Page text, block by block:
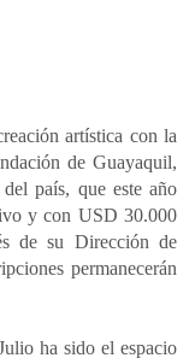
artística con la
de Guayaquil,
país, que este año
y con USD 30.000
de su Dirección de
permanecerán
ha sido el espacio